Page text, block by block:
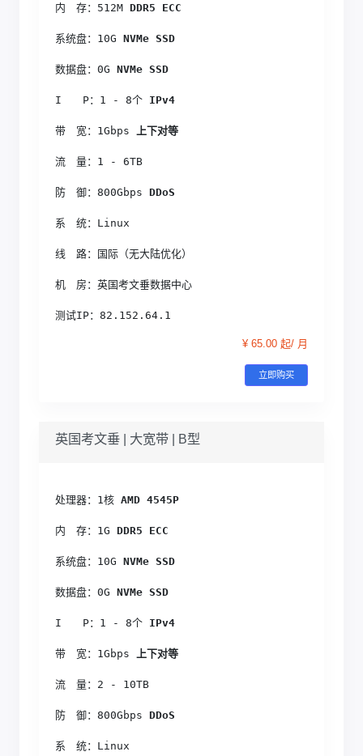
内　存：512M DDR5 ECC
系统盘：10G NVMe SSD
数据盘：0G NVMe SSD
I　　P：1 - 8个 IPv4
带　宽：1Gbps 上下对等
流　量：1 - 6TB
防　御：800Gbps DDoS
系　统：Linux
线　路：国际（无大陆优化）
机　房：英国考文垂数据中心
测试IP：82.152.64.1
¥ 65.00 起/ 月
立即购买
英国考文垂 | 大宽带 | B型
处理器：1核 AMD 4545P
内　存：1G DDR5 ECC
系统盘：10G NVMe SSD
数据盘：0G NVMe SSD
I　　P：1 - 8个 IPv4
带　宽：1Gbps 上下对等
流　量：2 - 10TB
防　御：800Gbps DDoS
系　统：Linux